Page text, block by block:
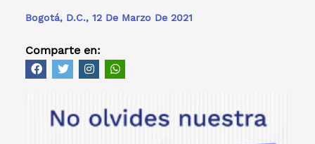
Bogotá, D.C., 12 De Marzo De 2021
Comparte en: